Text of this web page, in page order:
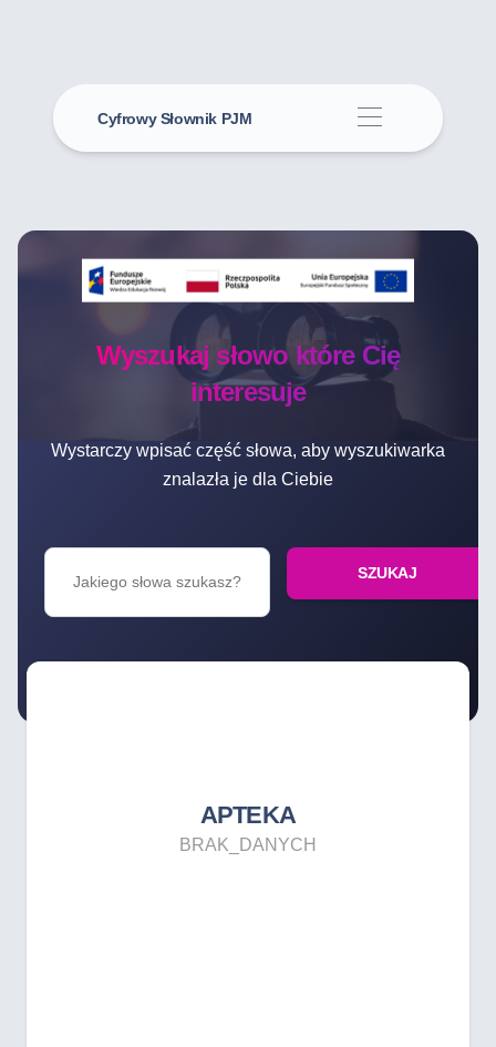
Cyfrowy Słownik PJM
Wyszukaj słowo które Cię
interesuje
Wystarczy wpisać część słowa, aby wyszukiwarka
znalazła je dla Ciebie
SZUKAJ
APTEKA
BRAK_DANYCH